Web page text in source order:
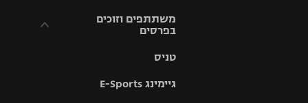
משתתפים וזוכים
בפרסים
וזוכים בפרסים
טניס
גיימינג E-Sports